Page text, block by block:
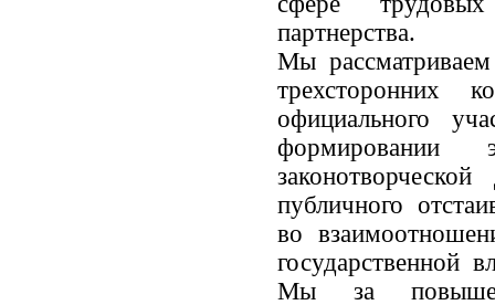
партнерства.
Мы рассматриваем
трехсторонних
официального
формировании
публичного
во
государственной
Мы за